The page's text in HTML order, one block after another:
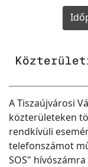
A Tiszaújvárosi
közterületeken
rendkívüli
telefonszámot
SOS"